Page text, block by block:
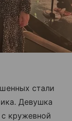
стали
Девушка
кружевной